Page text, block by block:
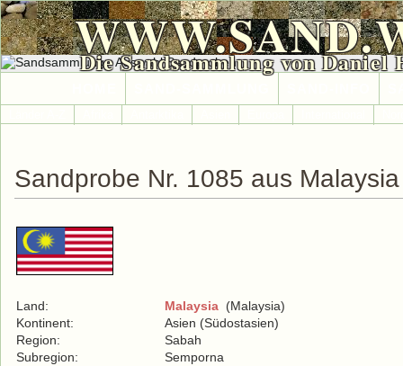
Die Sandsammlung von Daniel
Sandprobe Nr. 1085 aus Malaysia
Land: Malaysia (Malaysia)
Kontinent:
Asien (Südostasien)
Region:
Sabah
Subregion:
Semporna